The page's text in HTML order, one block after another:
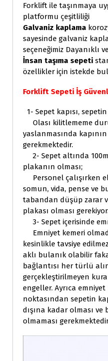
Forklift ile taşınmaya
platformu çeşitliliği
Galvaniz kaplama
sayesinde galvaniz
seçeneğimiz Dayanıklı
İnsan taşıma sepeti
özellikler için istekde
Forklift Sepeti İş
1- Sepet kapısı,
Olası kilitlememe
yaslanmasında
gerekmektedir.
2- Sepet altında
plakanın olması;
Personel çalışırken
somun, vida, pense ve
tabandan düşüp zarar
plakası olması
3- Sepet içerisinde
Emniyet kemeri
kesinlikle tavsiye
aklı bulanık olabilir
bağlantısı her türlü
gerçekleştirilmeyen
engeller. Ayrıca
noktasından sepetin
dışına kadar olması
olmaması